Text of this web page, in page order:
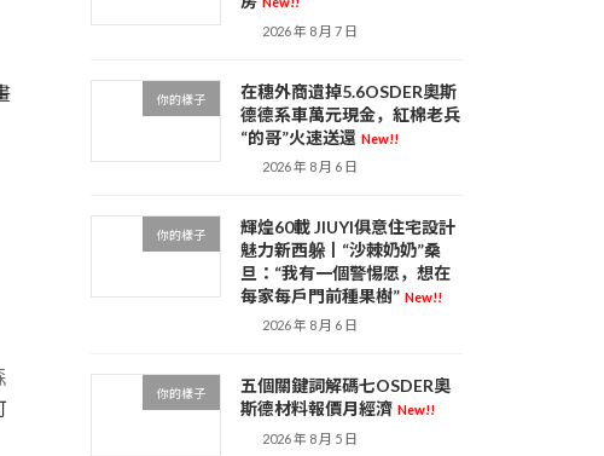
2026 年 8 月 7 日
你的樣子
在穗外商遺掉5.6OSDER奧斯
德德系車萬元現金，紅棉老兵
“的哥”火速送還 New!!
2026 年 8 月 6 日
你的樣子
輝煌60載 JIUYI俱意住宅設計
魅力新西躲丨“沙棘奶奶”桑
旦：“我有一個警惕愿，想在
每家每戶門前種果樹” New!!
2026 年 8 月 6 日
你的樣子
五個關鍵詞解碼七OSDER奧
斯德材料報價月經濟 New!!
2026 年 8 月 5 日